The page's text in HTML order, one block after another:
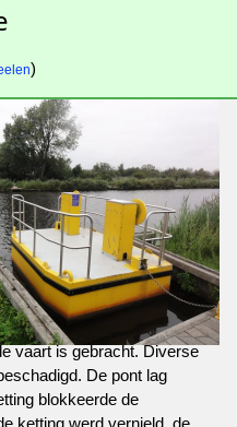
)
vaart is gebracht. Diverse
De pont lag
blokkeerde de
ketting werd vernield, de